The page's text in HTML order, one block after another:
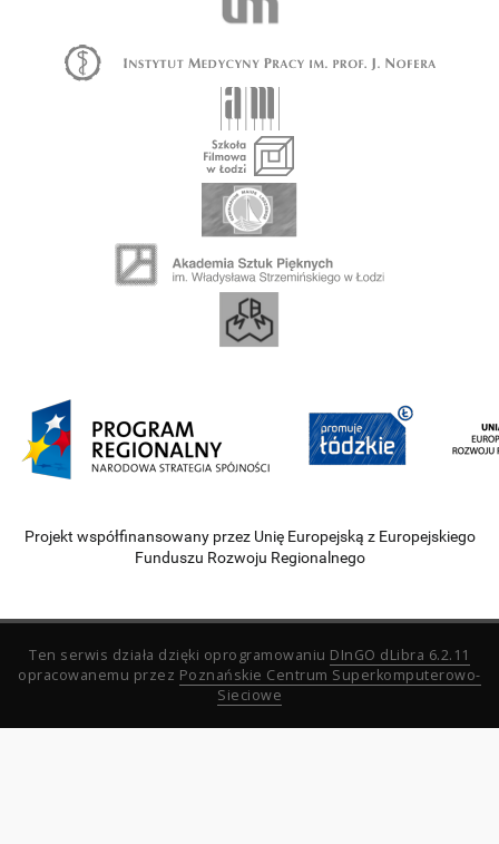
Projekt współfinansowany przez Unię Europejską z Europejskiego
Funduszu Rozwoju Regionalnego
Ten serwis działa dzięki oprogramowaniu DInGO dLibra 6.2.11
opracowanemu przez Poznańskie Centrum Superkomputerowo-
Sieciowe